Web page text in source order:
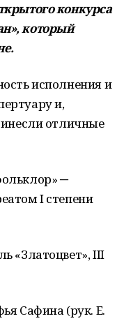
конкурса
который
исполнения и
и,
отличные
─
I степени
«Златоцвет», III
Сафина (рук. Е.